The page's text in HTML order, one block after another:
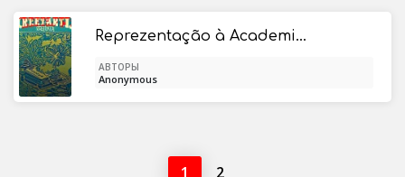
Reprezentação à Academia Real das Ciências sobre a refórma da ortografia
АВТОРЫ
Anonymous
1 2